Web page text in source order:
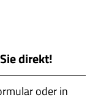
direkt!
oder in